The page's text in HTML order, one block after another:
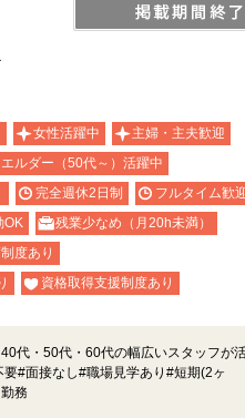
女性活躍中
主婦・主夫歓迎
エルダー（50代～）活躍中
完全週休2日制
フルタイム歓
OK
残業少なめ（月20h未満）
度あり
資格取得支援制度あり
代・50代・60代の幅広いスタッフが
#面接なし#職場見学あり#短期(2ヶ
務